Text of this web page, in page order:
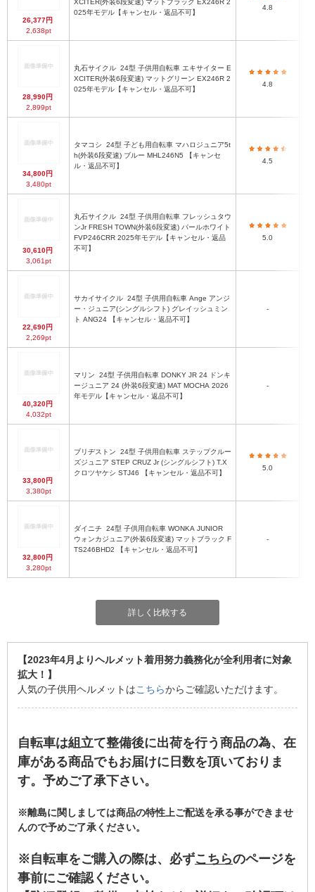
26,377円
2,638pt
XCITER(外装6段変速) マットブラック EX246R 2
025年モデル【キャンセル・返品不可】
4.8
28,990円
2,899pt
丸石サイクル
XCITER(外装6段変速) マットグリーン EX246R 2
025年モデル【キャンセル・返品不可】
4.8
34,800円
3,480pt
タマコシ
h(外装6段変速) ブルー MHL246N5 【キャンセ
ル・返品不可】
4.5
30,610円
3,061pt
丸石サイクル
ンJr FRESH TOWN(外装6段変速) パールホワイト
FVP246CRR 2025年モデル【キャンセル・返品
不可】
5.0
22,690円
2,269pt
サカイサイクル
ー・ジュニア(シングルシフト) グレイッシュミン
ト ANG24 【キャンセル・返品不可】
-
40,320円
4,032pt
マリン
ージュニア 24 (外装6段変速) MAT MOCHA 2026
年モデル【キャンセル・返品不可】
-
33,800円
3,380pt
ブリヂストン
ズジュニア STEP CRUZ Jr (シングルシフト) T.X
クロツヤケシ STJ46 【キャンセル・返品不可】
5.0
32,800円
3,280pt
ダイニチ
ウォンカジュニア(外装6段変速) マットブラック F
TS246BHD2 【キャンセル・返品不可】
-
詳しく比較する
【2023年4月よりヘルメット着用努力義務化が全利用者に対象
拡大！】
人気の子供用ヘルメットはこちらからご確認いただけます。
自転車は組立て整備後に出荷を行う商品の為、在
庫がある商品でもお届けに日数を頂いておりま
す。予めご了承下さい。
※離島に関しましては商品の特性上ご配送を承る事ができませ
んので予めご了承ください。
※自転車をご購入の際は、必ずこちらのページを
事前にご確認ください。